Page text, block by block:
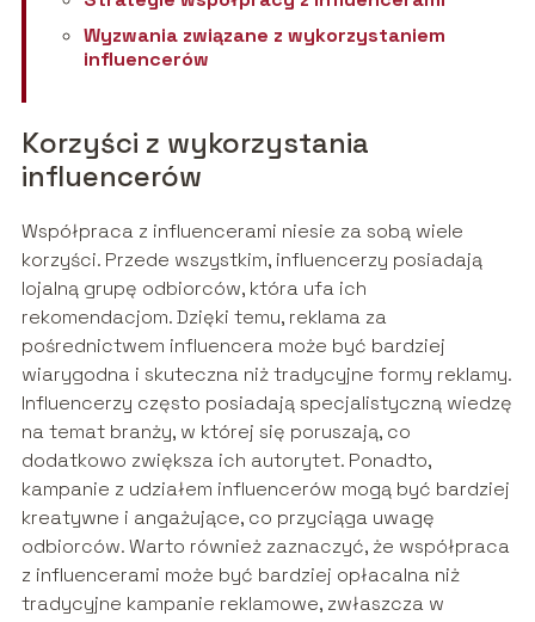
Wyzwania związane z wykorzystaniem
influencerów
Korzyści z wykorzystania
influencerów
Współpraca z influencerami niesie za sobą wiele
korzyści. Przede wszystkim, influencerzy posiadają
lojalną grupę odbiorców, która ufa ich
rekomendacjom. Dzięki temu, reklama za
pośrednictwem influencera może być bardziej
wiarygodna i skuteczna niż tradycyjne formy reklamy.
Influencerzy często posiadają specjalistyczną wiedzę
na temat branży, w której się poruszają, co
dodatkowo zwiększa ich autorytet. Ponadto,
kampanie z udziałem influencerów mogą być bardziej
kreatywne i angażujące, co przyciąga uwagę
odbiorców. Warto również zaznaczyć, że współpraca
z influencerami może być bardziej opłacalna niż
tradycyjne kampanie reklamowe, zwłaszcza w